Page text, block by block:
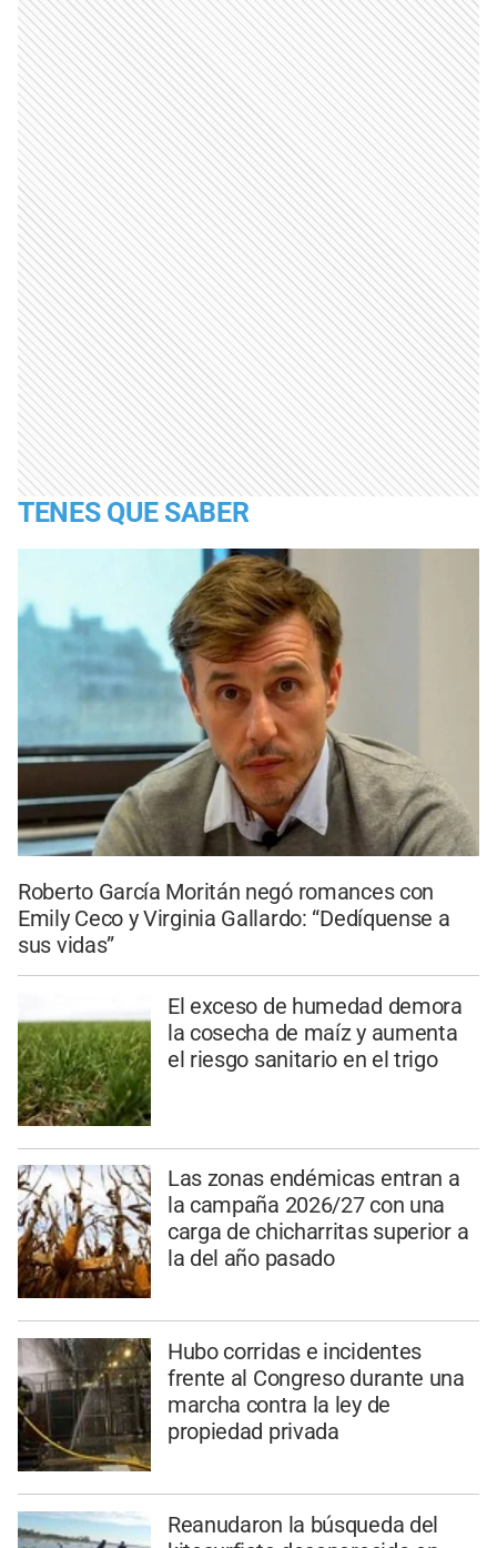
TENES QUE SABER
Roberto García Moritán negó romances con
Emily Ceco y Virginia Gallardo: “Dedíquense a
sus vidas”
El exceso de humedad demora
la cosecha de maíz y aumenta
el riesgo sanitario en el trigo
Las zonas endémicas entran a
la campaña 2026/27 con una
carga de chicharritas superior a
la del año pasado
Hubo corridas e incidentes
frente al Congreso durante una
marcha contra la ley de
propiedad privada
Reanudaron la búsqueda del